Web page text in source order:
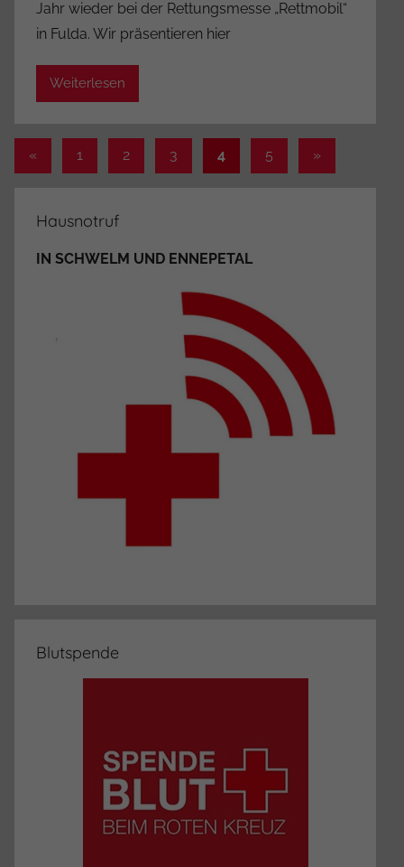
A
d
s
t
r
Jahr wieder bei der Rettungsmesse „Rettmobil“
in Fulda. Wir präsentieren hier
Weiterlesen
Seitennummerierung
Beiträge
« Vorherige
1 2 3 4 5
Nächste
»
Hausnotruf
IN SCHWELM UND ENNEPETAL
Blutspende